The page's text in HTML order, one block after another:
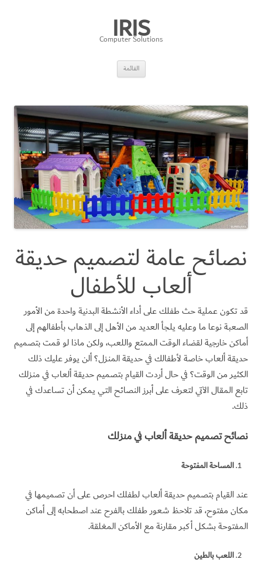
IRIS
Computer Solutions
القائمة
نصائح عامة لتصميم حديقة
ألعاب للأطفال
قد تكون عملية حث طفلك على أداء الأنشطة البدنية واحدة من الأمور
الصعبة نوعا ما وعليه يلجأ العديد من الأهل إلى الذهاب بأطفالهم إلى
أماكن خارجية لقضاء الوقت الممتع واللعب، ولكن ماذا لو قمت بتصميم
حديقة ألعاب خاصة لأطفالك في حديقة المنزل؟ ألن يوفر عليك ذلك
الكثير من الوقت؟ في حال أردت القيام بتصميم حديقة ألعاب في منزلك
تابع المقال الآتي لتعرف على أبرز النصائح التي يمكن أن تساعدك في
ذلك.
نصائح تصميم حديقة ألعاب في منزلك
المساحة المفتوحة
عند القيام بتصميم حديقة ألعاب لطفلك احرص على أن تصميمها في
مكان مفتوح، قد تلاحظ شعور طفلك بالفرح عند اصطحابه إلى أماكن
المفتوحة بشكل أكبر مقارنة مع الأماكن المغلقة.
اللعب بالطين